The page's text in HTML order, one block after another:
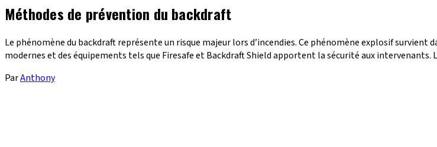
Méthodes de prévention du backdraft
Le phénomène du backdraft représente un risque majeur lors d’incendies. Ce phénomène explosif
modernes et des équipements tels que Firesafe et Backdraft Shield apportent la sécurité aux intervenants.
ParAnthony